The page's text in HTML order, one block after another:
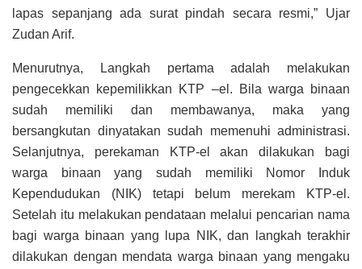
lapas sepanjang ada surat pindah secara resmi,” Ujar
Zudan Arif.
Menurutnya, Langkah pertama adalah melakukan
pengecekkan kepemilikkan KTP –el. Bila warga binaan
sudah memiliki dan membawanya, maka yang
bersangkutan dinyatakan sudah memenuhi administrasi.
Selanjutnya, perekaman KTP-el akan dilakukan bagi
warga binaan yang sudah memiliki Nomor Induk
Kependudukan (NIK) tetapi belum merekam KTP-el.
Setelah itu melakukan pendataan melalui pencarian nama
bagi warga binaan yang lupa NIK, dan langkah terakhir
dilakukan dengan mendata warga binaan yang mengaku